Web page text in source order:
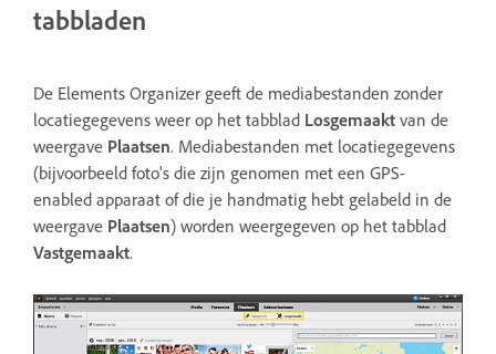
tabbladen
De Elements Organizer geeft de mediabestanden zonder
locatiegegevens weer op het tabblad Losgemaakt van de
weergave Plaatsen. Mediabestanden met locatiegegevens
(bijvoorbeeld foto's die zijn genomen met een GPS-
enabled apparaat of die je handmatig hebt gelabeld in de
weergave Plaatsen) worden weergegeven op het tabblad
Vastgemaakt.